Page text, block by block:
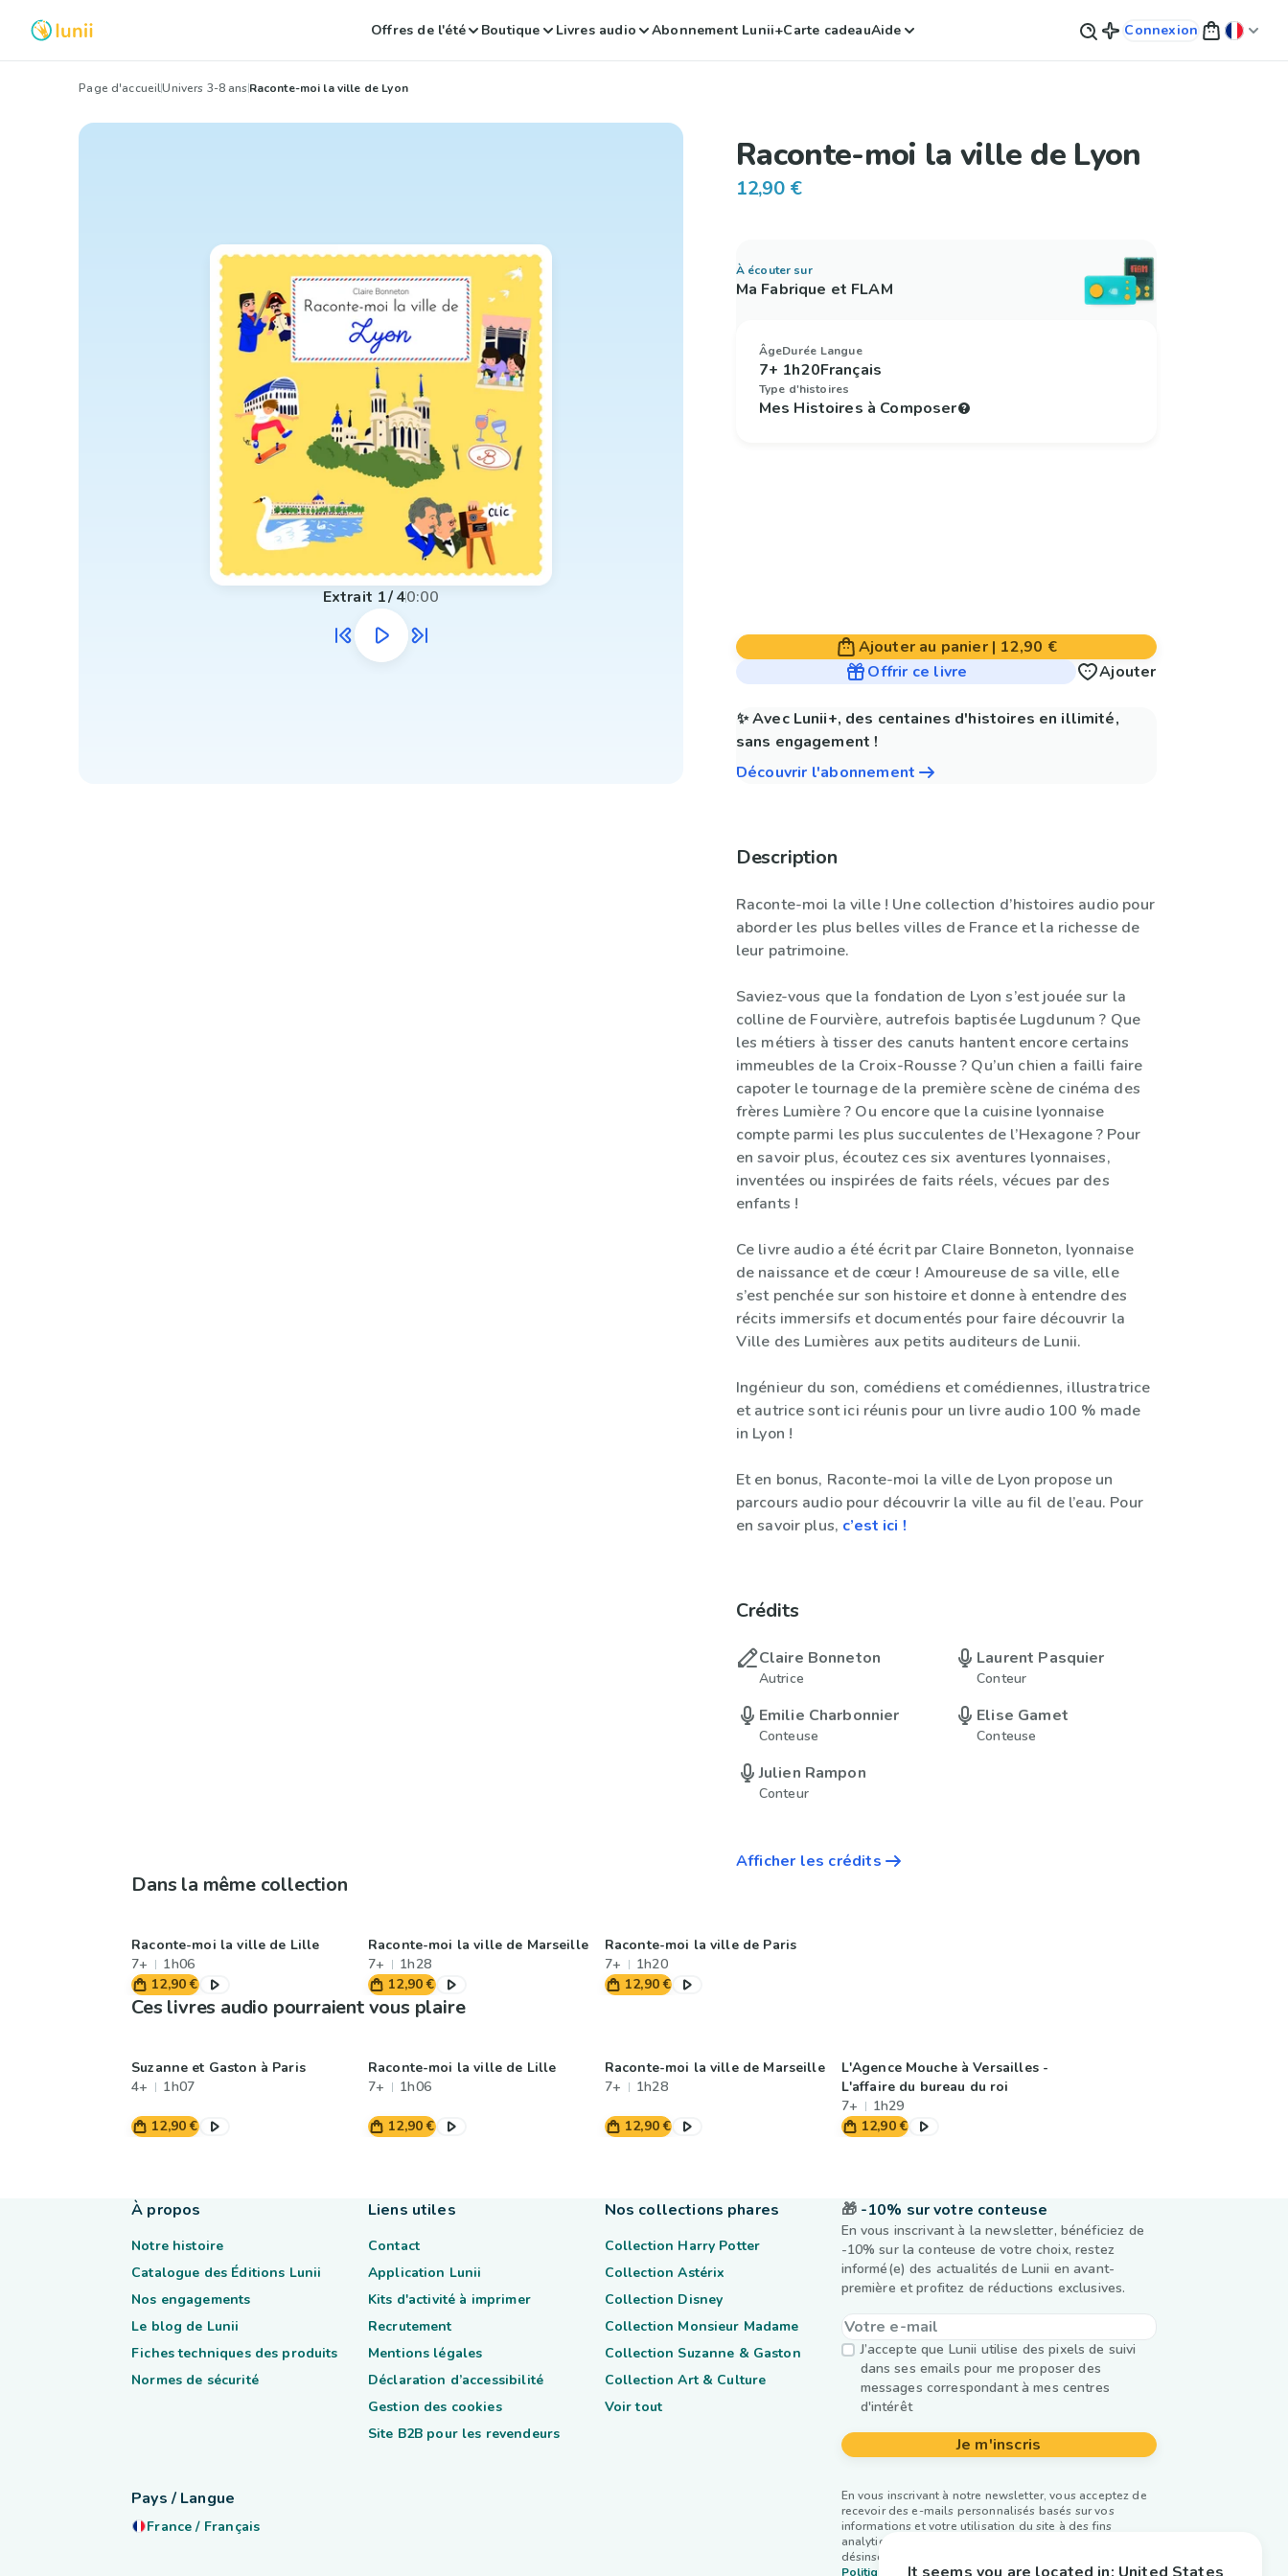
Offres de l'été Boutique Livres audio Abonnement Lunii+Carte cadeauAide Connexion
Page d'accueilUnivers 3-8 ansRaconte-moi la ville de Lyon
Extrait 1/40:00
Raconte-moi la ville de Lyon
12,90 €
À écouter sur
Ma Fabrique et FLAM
Âge
7+
Durée
1h20
Langue
Français
Type d'histoires
Mes Histoires à Composer
Ajouter au panier| 12,90 €
Offrir ce livre
Ajouter
✨ Avec Lunii+, des centaines d'histoires en illimité,
sans engagement !
Découvrir l'abonnement
Description
Raconte-moi la ville ! Une collection d’histoires audio pour
aborder les plus belles villes de France et la richesse de
leur patrimoine.
Saviez-vous que la fondation de Lyon s’est jouée sur la
colline de Fourvière, autrefois baptisée Lugdunum ? Que
les métiers à tisser des canuts hantent encore certains
immeubles de la Croix-Rousse ? Qu’un chien a failli faire
capoter le tournage de la première scène de cinéma des
frères Lumière ? Ou encore que la cuisine lyonnaise
compte parmi les plus succulentes de l’Hexagone ? Pour
en savoir plus, écoutez ces six aventures lyonnaises,
inventées ou inspirées de faits réels, vécues par des
enfants !
Ce livre audio a été écrit par Claire Bonneton, lyonnaise
de naissance et de cœur ! Amoureuse de sa ville, elle
s’est penchée sur son histoire et donne à entendre des
récits immersifs et documentés pour faire découvrir la
Ville des Lumières aux petits auditeurs de Lunii.
Ingénieur du son, comédiens et comédiennes, illustratrice
et autrice sont ici réunis pour un livre audio 100 % made
in Lyon !
Et en bonus, Raconte-moi la ville de Lyon propose un
parcours audio pour découvrir la ville au fil de l’eau. Pour
en savoir plus, c’est ici !
Crédits
Claire Bonneton
Autrice
Laurent Pasquier
Conteur
Emilie Charbonnier
Conteuse
Elise Gamet
Conteuse
Julien Rampon
Conteur
Afficher les crédits
Dans la même collection
Raconte-moi la ville de Lille
7+
1h06
12,90 €
Raconte-moi la ville de Marseille
7+
1h28
12,90 €
Raconte-moi la ville de Paris
7+
1h20
12,90 €
Ces livres audio pourraient vous plaire
Suzanne et Gaston à Paris
4+
1h07
12,90 €
Raconte-moi la ville de Lille
7+
1h06
12,90 €
Raconte-moi la ville de Marseille
7+
1h28
12,90 €
L'Agence Mouche à Versailles -
L'affaire du bureau du roi
7+
1h29
12,90 €
🎁 -10% sur votre conteuse
En vous inscrivant à la newsletter, bénéficiez de
-10% sur la conteuse de votre choix, restez
informé(e) des actualités de Lunii en avant-
première et profitez de réductions exclusives.
J’accepte que Lunii utilise des pixels de suivi
dans ses emails pour me proposer des
messages correspondant à mes centres
d'intérêt
Je m'inscris
En vous inscrivant à notre newsletter, vous acceptez de
recevoir des e-mails personnalisés basés sur vos
informations et votre utilisation du site à des fins
analytiques et publicitaires. Vous pouvez vous
désinscrire à tout moment. Plus d’infos dans notre
Politique de confidentialité.
À propos
Notre histoire
Catalogue des Éditions Lunii
Nos engagements
Le blog de Lunii
Fiches techniques des produits
Normes de sécurité
Liens utiles
Contact
Application Lunii
Kits d'activité à imprimer
Recrutement
Mentions légales
Déclaration d’accessibilité
Gestion des cookies
Site B2B pour les revendeurs
Nos collections phares
Collection Harry Potter
Collection Astérix
Collection Disney
Collection Monsieur Madame
Collection Suzanne & Gaston
Collection Art & Culture
Voir tout
Pays / Langue
France / Français
It seems you are located in: United States